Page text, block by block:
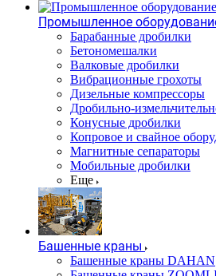
Промышленное
Барабанные дробилки
Бетономешалки
Валковые дробилки
Вибрационные грохоты
Дизельные компрессоры
Дробильно-
Конусные дробилки
Копровое и свайное
Магнитные сепараторы
Мобильные дробилки
Еще
Башенные краны
Башенные краны DAHAN